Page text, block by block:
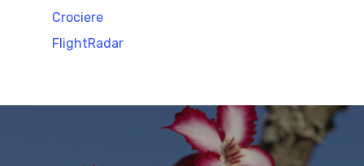
Crociere
FlightRadar